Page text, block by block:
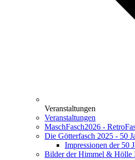
Veranstaltungen
Veranstaltungen
MaschFasch2026 -
Die Götterfasch 2025 - 50
Impressionen der 50
Bilder der Himmel & Hölle